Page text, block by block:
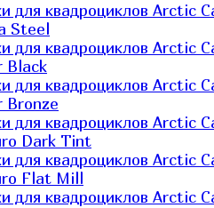
для квадроциклов Arctic
Steel
для квадроциклов Arctic
Black
для квадроциклов Arctic
Bronze
для квадроциклов Arctic
Dark Tint
для квадроциклов Arctic
Flat Mill
для квадроциклов Arctic